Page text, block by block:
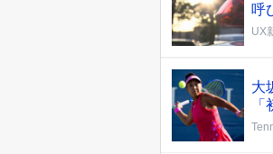
呼
UX
大